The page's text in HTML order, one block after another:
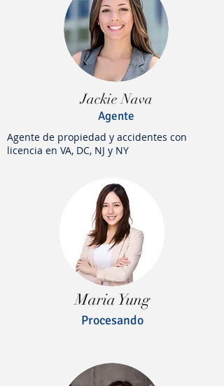
Jackie Nava
Agente
Agente de propiedad y accidentes con
licencia en VA, DC, NJ y NY
Maria Yung
Procesando